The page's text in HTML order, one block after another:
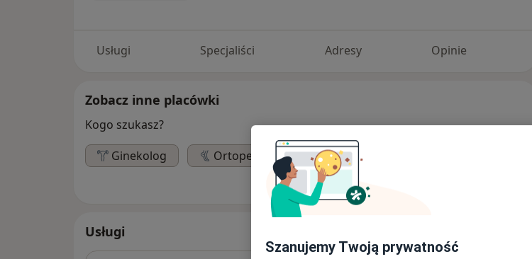
Usługi Specjaliści Adresy Opinie
Zobacz inne placówki
Kogo szukasz?
Ginekolog
Ortopeda Pediatra
Usługi
Szanujemy Twoją prywatność